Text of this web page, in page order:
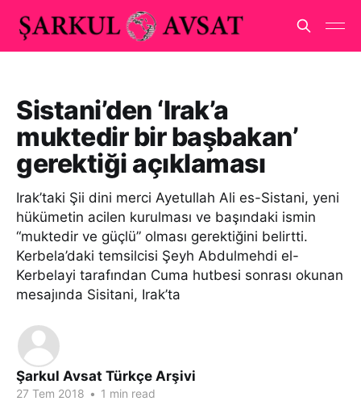
Sistani’den ‘Irak’a
muktedir bir başbakan’
gerektiği açıklaması
Irak’taki Şii dini merci Ayetullah Ali es-Sistani, yeni
hükümetin acilen kurulması ve başındaki ismin
“muktedir ve güçlü” olması gerektiğini belirtti.
Kerbela’daki temsilcisi Şeyh Abdulmehdi el-
Kerbelayi tarafından Cuma hutbesi sonrası okunan
mesajında Sisitani, Irak’ta
Şarkul Avsat Türkçe Arşivi
27 Tem 2018 • 1 min read